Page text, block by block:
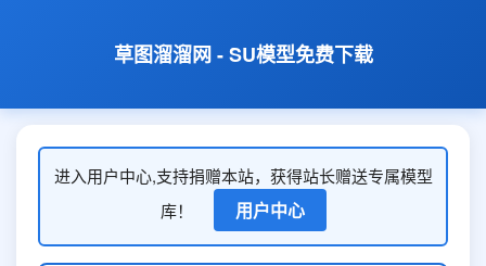
草图溜溜网 - SU模型免费下载
进入用户中心,支持捐赠本站，获得站长赠送专属模型
库！
用户中心